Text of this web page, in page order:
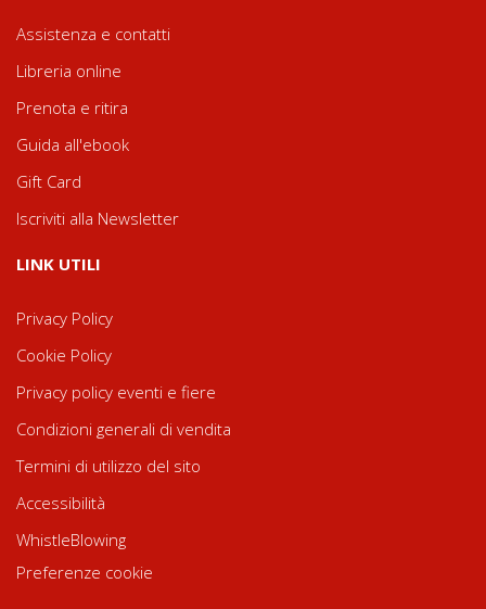
Assistenza e contatti
Libreria online
Prenota e ritira
Guida all'ebook
Gift Card
Iscriviti alla Newsletter
LINK UTILI
Privacy Policy
Cookie Policy
Privacy policy eventi e fiere
Condizioni generali di vendita
Termini di utilizzo del sito
Accessibilità
WhistleBlowing
Preferenze cookie